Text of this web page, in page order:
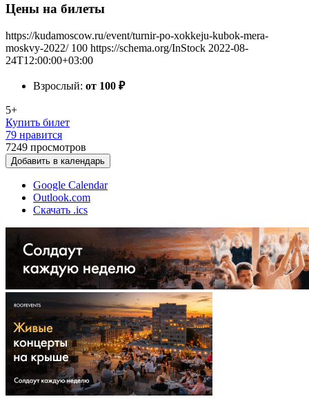
Цены на билеты
https://kudamoscow.ru/event/turnir-po-xokkeju-kubok-mera-
moskvy-2022/ 100 https://schema.org/InStock 2022-08-
24T12:00:00+03:00
Взрослый: от 100 ₽
5+
Купить билет
79 нравится
7249 просмотров
Добавить в календарь
Google Calendar
Outlook.com
Скачать .ics